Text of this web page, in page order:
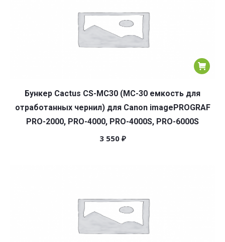
Бункер Cactus CS-MC30 (MC-30 емкость для
отработанных чернил) для Canon imagePROGRAF
PRO-2000, PRO-4000, PRO-4000S, PRO-6000S
3 550 ₽